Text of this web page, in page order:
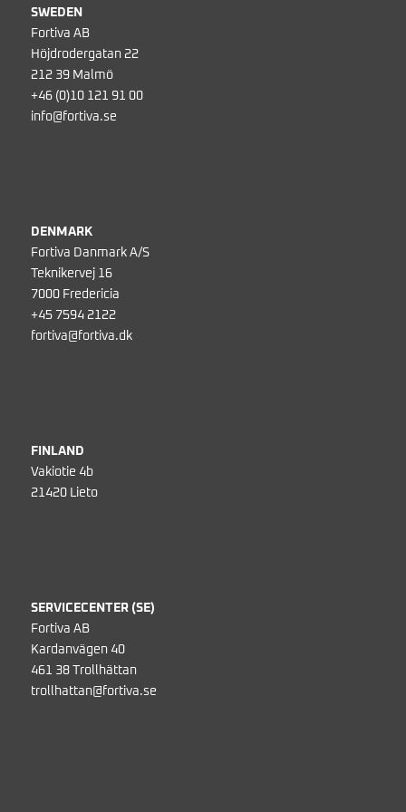
SWEDEN
Fortiva AB
Höjdrodergatan 22
212 39 Malmö
+46 (0)10 121 91 00
info@fortiva.se
DENMARK
Fortiva Danmark A/S
Teknikervej 16
7000 Fredericia
+45 7594 2122
fortiva@fortiva.dk
FINLAND
Vakiotie 4b
21420 Lieto
SERVICECENTER (SE)
Fortiva AB
Kardanvägen 40
461 38 Trollhättan
trollhattan@fortiva.se